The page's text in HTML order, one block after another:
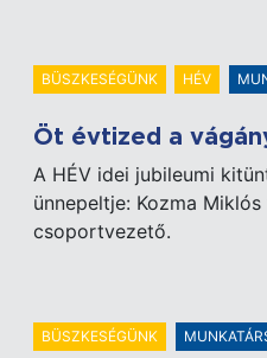
BÜSZKESÉGÜNK HÉV
Öt évtized a
A HÉV idei jubileumi
ünnepeltje: Kozma
csoportvezető.
BÜSZKESÉGÜNK